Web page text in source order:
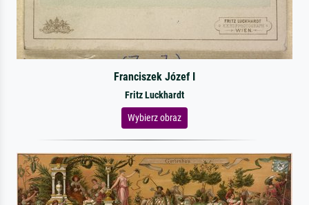
Franciszek Józef I
Fritz Luckhardt
Wybierz obraz